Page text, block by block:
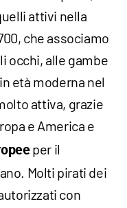
attivi nella
che associamo
occhi, alle gambe
età moderna nel
attiva, grazie
e America e
per il
Molti pirati dei
con